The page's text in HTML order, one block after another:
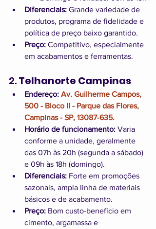
Diferenciais: Grande variedade de
produtos, programa de fidelidade e
política de preço baixo garantido.
Preço: Competitivo, especialmente
em acabamentos e ferramentas.
2. Telhanorte Campinas
Endereço: Av. Guilherme Campos,
500 - Bloco II - Parque das Flores,
Campinas - SP, 13087-635.
Horário de funcionamento: Varia
conforme a unidade, geralmente
das 07h às 20h (segunda a sábado)
e 09h às 18h (domingo).
Diferenciais: Forte em promoções
sazonais, ampla linha de materiais
básicos e de acabamento.
Preço: Bom custo-benefício em
cimento, argamassa e